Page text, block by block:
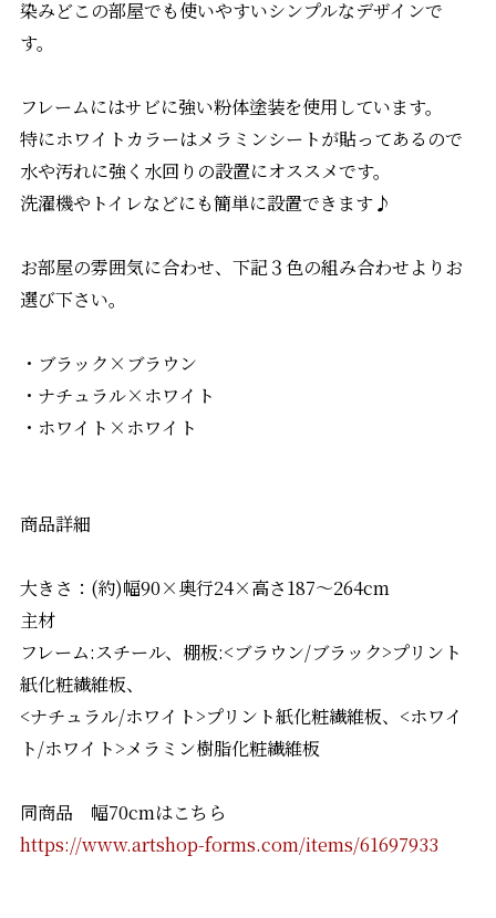
染みどこの部屋でも使いやすいシンプルなデザインで
す。
フレームにはサビに強い粉体塗装を使用しています。
特にホワイトカラーはメラミンシートが貼ってあるので
水や汚れに強く水回りの設置にオススメです。
洗濯機やトイレなどにも簡単に設置できます♪
お部屋の雰囲気に合わせ、下記３色の組み合わせよりお
選び下さい。
・ブラック×ブラウン
・ナチュラル×ホワイト
・ホワイト×ホワイト
商品詳細
大きさ：(約)幅90×奥行24×高さ187〜264cm
主材
フレーム:スチール、棚板:<ブラウン/ブラック>プリント
紙化粧繊維板、
<ナチュラル/ホワイト>プリント紙化粧繊維板、<ホワイ
ト/ホワイト>メラミン樹脂化粧繊維板
同商品 幅70cmはこちら
https://www.artshop-forms.com/items/61697933